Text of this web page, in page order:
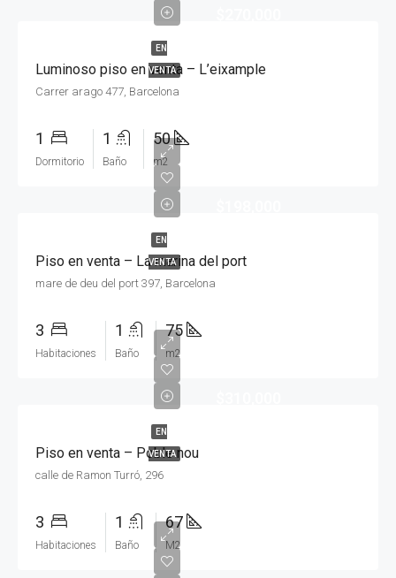
EN
VENTA
Luminoso piso en venta – L’eixample
Carrer arago 477, Barcelona
1
Dormitorio
1
Baño
50
m2
EN
VENTA
Piso en venta – La marina del port
mare de deu del port 397, Barcelona
3
Habitaciones
1
Baño
75
m2
EN
VENTA
Piso en venta – Poble nou
calle de Ramon Turró, 296
3
Habitaciones
1
Baño
67
M2